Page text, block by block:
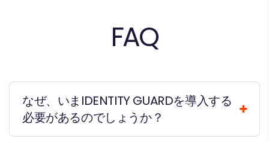
FAQ
なぜ、いまIDENTITY GUARDを導入する
必要があるのでしょうか？